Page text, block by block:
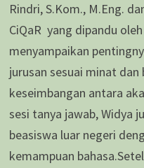
Rindri, S.Kom., M.Eng.
CiQaR yang dipandu
menyampaikan
jurusan sesuai minat
keseimbangan antara
sesi tanya jawab, Widya
beasiswa luar negeri
kemampuan